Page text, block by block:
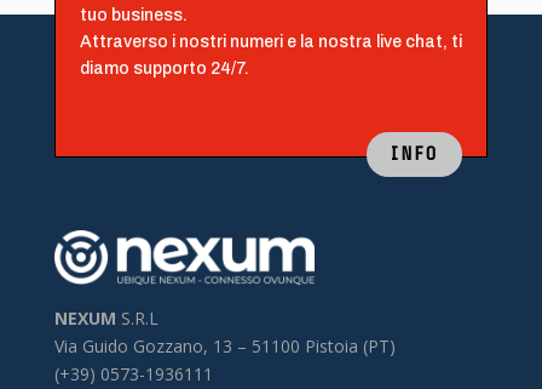
tuo business.
Attraverso i nostri numeri e la nostra live chat, ti
diamo supporto 24/7.
INFO
NEXUM S.R.L
Via Guido Gozzano, 13 – 51100 Pistoia (PT)
(+39) 0573-1936111